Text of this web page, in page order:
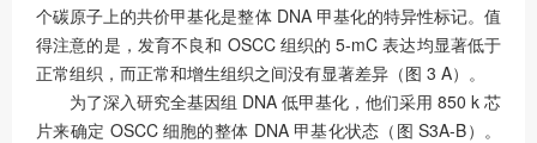
个碳原子上的共价甲基化是整体 DNA 甲基化的特异性标记。值
得注意的是，发育不良和 OSCC 组织的 5-mC 表达均显著低于
正常组织，而正常和增生组织之间没有显著差异（图 3 A）。
为了深入研究全基因组 DNA 低甲基化，他们采用 850 k 芯
片来确定 OSCC 细胞的整体 DNA 甲基化状态（图 S3A-B）。